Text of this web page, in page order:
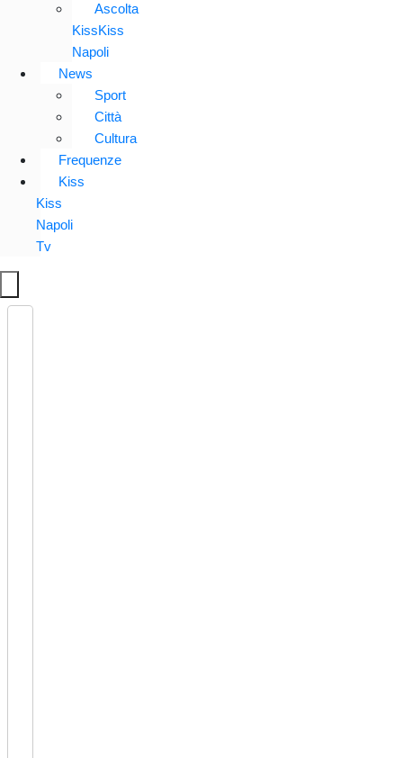
Ascolta
KissKiss
Napoli
News
Sport
Città
Cultura
Frequenze
Kiss
Kiss
Napoli
Tv